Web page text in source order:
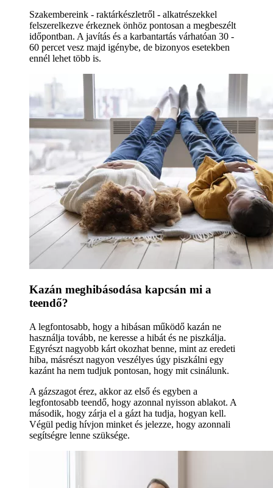
Szakembereink - raktárkészletről - alkatrészekkel
felszerelkezve érkeznek önhöz pontosan a megbeszélt
időpontban. A javítás és a karbantartás várhatóan 30 -
60 percet vesz majd igénybe, de bizonyos esetekben
ennél lehet több is.
Kazán meghibásodása kapcsán mi a
teendő?
A legfontosabb, hogy a hibásan működő kazán ne
használja tovább, ne keresse a hibát és ne piszkálja.
Egyrészt nagyobb kárt okozhat benne, mint az eredeti
hiba, másrészt nagyon veszélyes úgy piszkálni egy
kazánt ha nem tudjuk pontosan, hogy mit csinálunk.
A gázszagot érez, akkor az első és egyben a
legfontosabb teendő, hogy azonnal nyisson ablakot. A
második, hogy zárja el a gázt ha tudja, hogyan kell.
Végül pedig hívjon minket és jelezze, hogy azonnali
segítségre lenne szüksége.